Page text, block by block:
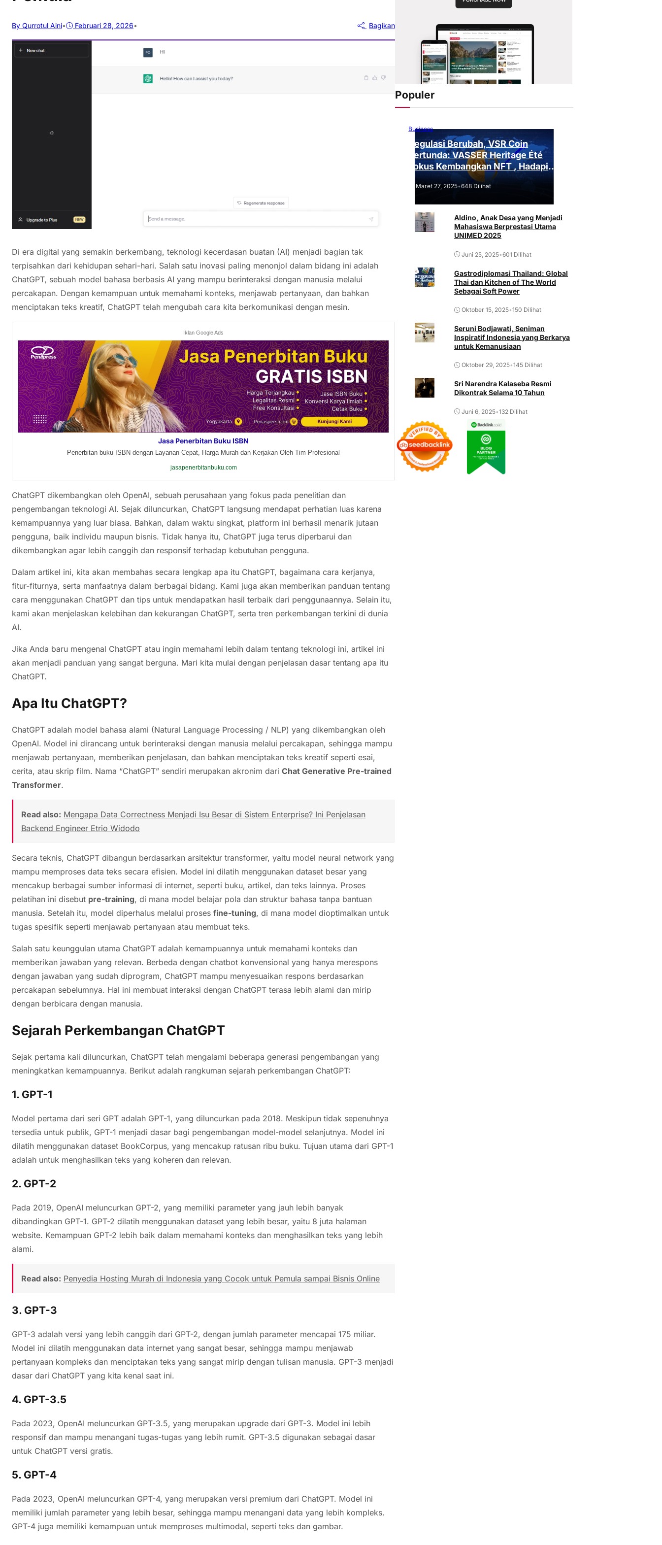
By Qurrotul Aini• Februari 28, 2026• Bagikan
Di era digital yang semakin berkembang, teknologi kecerdasan buatan (AI) menjadi bagian tak
terpisahkan dari kehidupan sehari-hari. Salah satu inovasi paling menonjol dalam bidang ini adalah
ChatGPT, sebuah model bahasa berbasis AI yang mampu berinteraksi dengan manusia melalui
percakapan. Dengan kemampuan untuk memahami konteks, menjawab pertanyaan, dan bahkan
menciptakan teks kreatif, ChatGPT telah mengubah cara kita berkomunikasi dengan mesin.
Iklan Google Ads
Jasa Penerbitan Buku ISBN
Penerbitan buku ISBN dengan Layanan Cepat, Harga Murah dan Kerjakan Oleh Tim Profesional
jasapenerbitanbuku.com
ChatGPT dikembangkan oleh OpenAI, sebuah perusahaan yang fokus pada penelitian dan
pengembangan teknologi AI. Sejak diluncurkan, ChatGPT langsung mendapat perhatian luas karena
kemampuannya yang luar biasa. Bahkan, dalam waktu singkat, platform ini berhasil menarik jutaan
pengguna, baik individu maupun bisnis. Tidak hanya itu, ChatGPT juga terus diperbarui dan
dikembangkan agar lebih canggih dan responsif terhadap kebutuhan pengguna.
Dalam artikel ini, kita akan membahas secara lengkap apa itu ChatGPT, bagaimana cara kerjanya,
fitur-fiturnya, serta manfaatnya dalam berbagai bidang. Kami juga akan memberikan panduan tentang
cara menggunakan ChatGPT dan tips untuk mendapatkan hasil terbaik dari penggunaannya. Selain itu,
kami akan menjelaskan kelebihan dan kekurangan ChatGPT, serta tren perkembangan terkini di dunia
AI.
Jika Anda baru mengenal ChatGPT atau ingin memahami lebih dalam tentang teknologi ini, artikel ini
akan menjadi panduan yang sangat berguna. Mari kita mulai dengan penjelasan dasar tentang apa itu
ChatGPT.
Apa Itu ChatGPT?
ChatGPT adalah model bahasa alami (Natural Language Processing / NLP) yang dikembangkan oleh
OpenAI. Model ini dirancang untuk berinteraksi dengan manusia melalui percakapan, sehingga mampu
menjawab pertanyaan, memberikan penjelasan, dan bahkan menciptakan teks kreatif seperti esai,
cerita, atau skrip film. Nama “ChatGPT” sendiri merupakan akronim dari Chat Generative Pre-trained
Transformer.
Read also: Mengapa Data Correctness Menjadi Isu Besar di Sistem Enterprise? Ini Penjelasan
Backend Engineer Etrio Widodo
Secara teknis, ChatGPT dibangun berdasarkan arsitektur transformer, yaitu model neural network yang
mampu memproses data teks secara efisien. Model ini dilatih menggunakan dataset besar yang
mencakup berbagai sumber informasi di internet, seperti buku, artikel, dan teks lainnya. Proses
pelatihan ini disebut pre-training, di mana model belajar pola dan struktur bahasa tanpa bantuan
manusia. Setelah itu, model diperhalus melalui proses fine-tuning, di mana model dioptimalkan untuk
tugas spesifik seperti menjawab pertanyaan atau membuat teks.
Salah satu keunggulan utama ChatGPT adalah kemampuannya untuk memahami konteks dan
memberikan jawaban yang relevan. Berbeda dengan chatbot konvensional yang hanya merespons
dengan jawaban yang sudah diprogram, ChatGPT mampu menyesuaikan respons berdasarkan
percakapan sebelumnya. Hal ini membuat interaksi dengan ChatGPT terasa lebih alami dan mirip
dengan berbicara dengan manusia.
Sejarah Perkembangan ChatGPT
Sejak pertama kali diluncurkan, ChatGPT telah mengalami beberapa generasi pengembangan yang
meningkatkan kemampuannya. Berikut adalah rangkuman sejarah perkembangan ChatGPT:
1. GPT-1
Model pertama dari seri GPT adalah GPT-1, yang diluncurkan pada 2018. Meskipun tidak sepenuhnya
tersedia untuk publik, GPT-1 menjadi dasar bagi pengembangan model-model selanjutnya. Model ini
dilatih menggunakan dataset BookCorpus, yang mencakup ratusan ribu buku. Tujuan utama dari GPT-1
adalah untuk menghasilkan teks yang koheren dan relevan.
2. GPT-2
Pada 2019, OpenAI meluncurkan GPT-2, yang memiliki parameter yang jauh lebih banyak
dibandingkan GPT-1. GPT-2 dilatih menggunakan dataset yang lebih besar, yaitu 8 juta halaman
website. Kemampuan GPT-2 lebih baik dalam memahami konteks dan menghasilkan teks yang lebih
alami.
Read also: Penyedia Hosting Murah di Indonesia yang Cocok untuk Pemula sampai Bisnis Online
3. GPT-3
GPT-3 adalah versi yang lebih canggih dari GPT-2, dengan jumlah parameter mencapai 175 miliar.
Model ini dilatih menggunakan data internet yang sangat besar, sehingga mampu menjawab
pertanyaan kompleks dan menciptakan teks yang sangat mirip dengan tulisan manusia. GPT-3 menjadi
dasar dari ChatGPT yang kita kenal saat ini.
4. GPT-3.5
Pada 2023, OpenAI meluncurkan GPT-3.5, yang merupakan upgrade dari GPT-3. Model ini lebih
responsif dan mampu menangani tugas-tugas yang lebih rumit. GPT-3.5 digunakan sebagai dasar
untuk ChatGPT versi gratis.
5. GPT-4
Pada 2023, OpenAI meluncurkan GPT-4, yang merupakan versi premium dari ChatGPT. Model ini
memiliki jumlah parameter yang lebih besar, sehingga mampu menangani data yang lebih kompleks.
GPT-4 juga memiliki kemampuan untuk memproses multimodal, seperti teks dan gambar.
Populer
Business
Regulasi Berubah, VSR Coin
Tertunda: VASSER Heritage Été
Fokus Kembangkan NFT , Hadapi
Tantangan Regulasi!
Maret 27, 2025•648 Dilihat
Aldino, Anak Desa yang Menjadi
Mahasiswa Berprestasi Utama
UNIMED 2025
Juni 25, 2025•601 Dilihat
Gastrodiplomasi Thailand: Global
Thai dan Kitchen of The World
Sebagai Soft Power
Oktober 15, 2025•150 Dilihat
Seruni Bodjawati, Seniman
Inspiratif Indonesia yang Berkarya
untuk Kemanusiaan
Oktober 29, 2025•145 Dilihat
Sri Narendra Kalaseba Resmi
Dikontrak Selama 10 Tahun
Juni 6, 2025•132 Dilihat